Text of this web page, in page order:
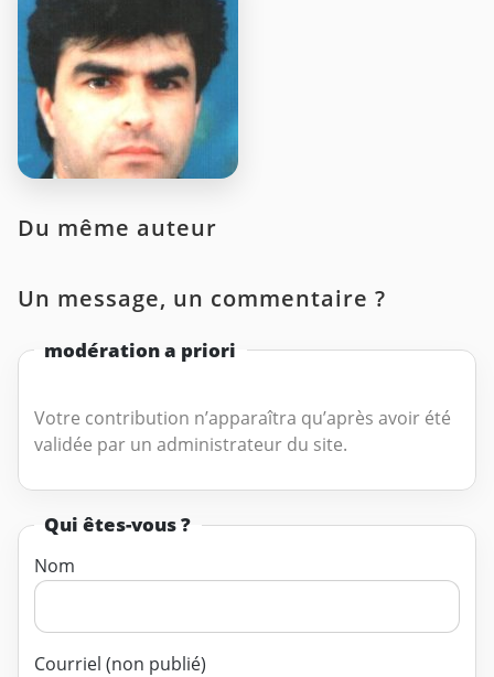
Du même auteur
Un message, un commentaire ?
modération a priori
Votre contribution n’apparaîtra qu’après avoir été
validée par un administrateur du site.
Qui êtes-vous ?
Nom
Courriel (non publié)